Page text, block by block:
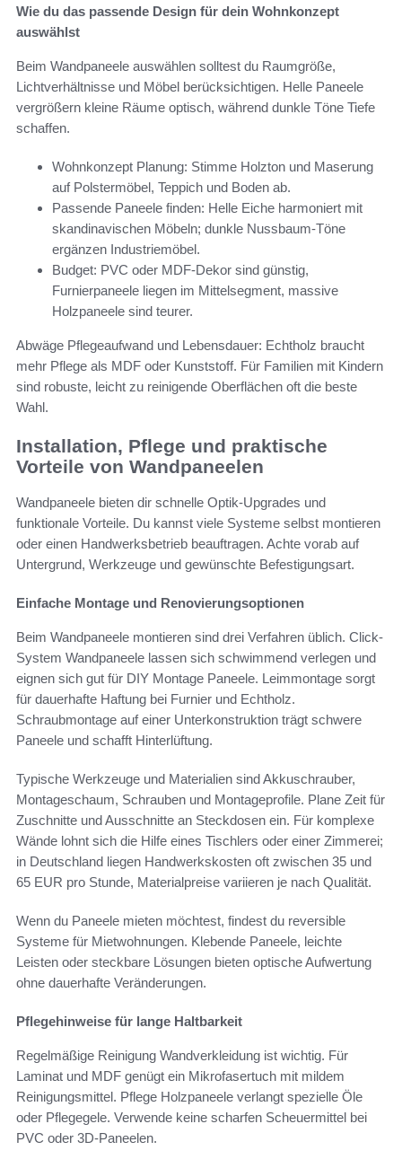
Wie du das passende Design für dein Wohnkonzept
auswählst
Beim Wandpaneele auswählen solltest du Raumgröße,
Lichtverhältnisse und Möbel berücksichtigen. Helle Paneele
vergrößern kleine Räume optisch, während dunkle Töne Tiefe
schaffen.
Wohnkonzept Planung: Stimme Holzton und Maserung
auf Polstermöbel, Teppich und Boden ab.
Passende Paneele finden: Helle Eiche harmoniert mit
skandinavischen Möbeln; dunkle Nussbaum-Töne
ergänzen Industriemöbel.
Budget: PVC oder MDF-Dekor sind günstig,
Furnierpaneele liegen im Mittelsegment, massive
Holzpaneele sind teurer.
Abwäge Pflegeaufwand und Lebensdauer: Echtholz braucht
mehr Pflege als MDF oder Kunststoff. Für Familien mit Kindern
sind robuste, leicht zu reinigende Oberflächen oft die beste
Wahl.
Installation, Pflege und praktische
Vorteile von Wandpaneelen
Wandpaneele bieten dir schnelle Optik-Upgrades und
funktionale Vorteile. Du kannst viele Systeme selbst montieren
oder einen Handwerksbetrieb beauftragen. Achte vorab auf
Untergrund, Werkzeuge und gewünschte Befestigungsart.
Einfache Montage und Renovierungsoptionen
Beim Wandpaneele montieren sind drei Verfahren üblich. Click-
System Wandpaneele lassen sich schwimmend verlegen und
eignen sich gut für DIY Montage Paneele. Leimmontage sorgt
für dauerhafte Haftung bei Furnier und Echtholz.
Schraubmontage auf einer Unterkonstruktion trägt schwere
Paneele und schafft Hinterlüftung.
Typische Werkzeuge und Materialien sind Akkuschrauber,
Montageschaum, Schrauben und Montageprofile. Plane Zeit für
Zuschnitte und Ausschnitte an Steckdosen ein. Für komplexe
Wände lohnt sich die Hilfe eines Tischlers oder einer Zimmerei;
in Deutschland liegen Handwerkskosten oft zwischen 35 und
65 EUR pro Stunde, Materialpreise variieren je nach Qualität.
Wenn du Paneele mieten möchtest, findest du reversible
Systeme für Mietwohnungen. Klebende Paneele, leichte
Leisten oder steckbare Lösungen bieten optische Aufwertung
ohne dauerhafte Veränderungen.
Pflegehinweise für lange Haltbarkeit
Regelmäßige Reinigung Wandverkleidung ist wichtig. Für
Laminat und MDF genügt ein Mikrofasertuch mit mildem
Reinigungsmittel. Pflege Holzpaneele verlangt spezielle Öle
oder Pflegegele. Verwende keine scharfen Scheuermittel bei
PVC oder 3D-Paneelen.